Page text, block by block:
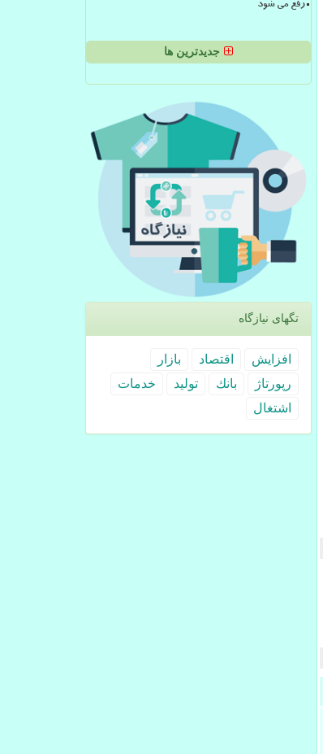
رفع می شود
جدیدترین ها
تگهای نیازگاه
افزایش اقتصاد
بازار
رپورتاژ
بانك تولید
خدمات
اشتغال